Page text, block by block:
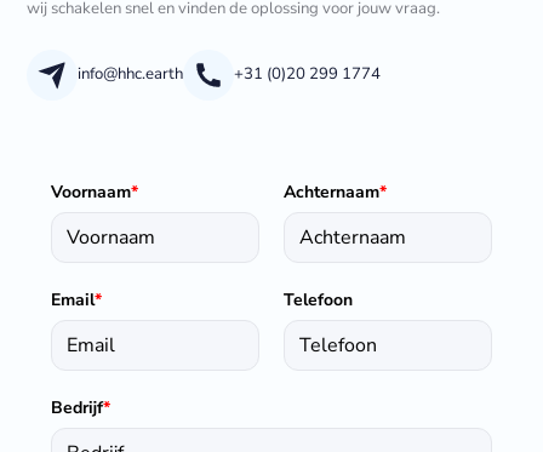
wij schakelen snel en vinden de oplossing voor jouw vraag.
info@hhc.earth +31 (0)20 299 1774
Voornaam* Achternaam*
Email* Telefoon
Bedrijf*